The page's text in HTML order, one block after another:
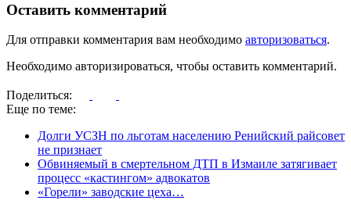
Оставить комментарий
Для отправки комментария вам необходимо авторизоваться.
Необходимо авторизироваться, чтобы оставить комментарий.
Поделиться:
Еще по теме:
Долги УСЗН по льготам населению Ренийский райсовет
не признает
Обвиняемый в смертельном ДТП в Измаиле затягивает
процесс «кастингом» адвокатов
«Горели» заводские цеха…